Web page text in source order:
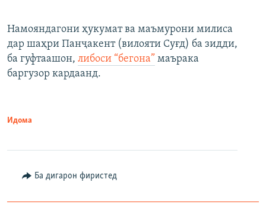
Намояндагони ҳукумат ва маъмурони милиса
дар шаҳри Панҷакент (вилояти Суғд) ба зидди,
ба гуфтаашон, либоси “бегона” маърака
баргузор кардаанд.
Идома
Ба дигарон фиристед